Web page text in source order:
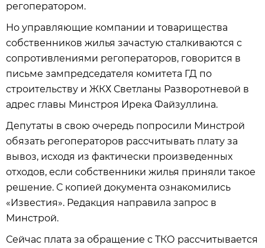
регоператором.
Но управляющие компании и товарищества
собственников жилья зачастую сталкиваются с
сопротивлениями регоператоров, говорится в
письме зампредседателя комитета ГД по
строительству и ЖКХ Светланы Разворотневой в
адрес главы Минстроя Ирека Файзуллина.
Депутаты в свою очередь попросили Минстрой
обязать регоператоров рассчитывать плату за
вывоз, исходя из фактически произведенных
отходов, если собственники жилья приняли такое
решение. С копией документа ознакомились
«Известия». Редакция направила запрос в
Минстрой.
Сейчас плата за обращение с ТКО рассчитывается